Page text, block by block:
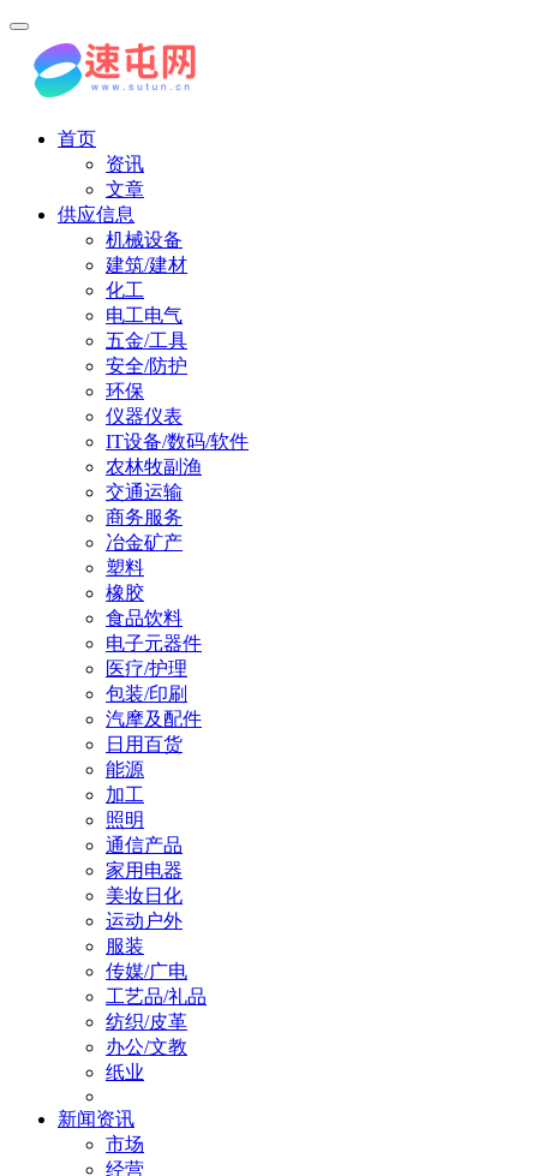
首页
资讯
文章
供应信息
机械设备
建筑/建材
化工
电工电气
五金/工具
安全/防护
环保
仪器仪表
IT设备/数码/软件
农林牧副渔
交通运输
商务服务
冶金矿产
塑料
橡胶
食品饮料
电子元器件
医疗/护理
包装/印刷
汽摩及配件
日用百货
能源
加工
照明
通信产品
家用电器
美妆日化
运动户外
服装
传媒/广电
工艺品/礼品
纺织/皮革
办公/文教
纸业
新闻资讯
市场
经营